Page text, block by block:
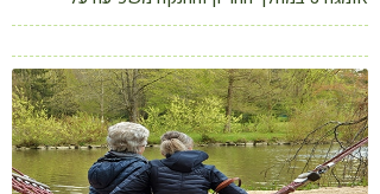
בריאותו של התינוק והתפתחותו התקינה. מהם
היתרונות בצריכת אומגה 3 בהריון וכיצד היא
משפיעה על העובר?